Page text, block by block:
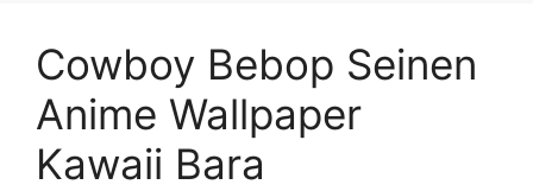
Cowboy Bebop Seinen
Anime Wallpaper
Kawaii Bara